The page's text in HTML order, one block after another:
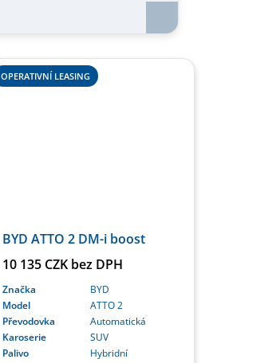
OPERATIVNÍ LEASING
BYD ATTO 2 DM-i boost
10 135 CZK bez DPH
Značka
BYD
Model
ATTO 2
Převodovka
Automatická
Karoserie
SUV
Palivo
Hybridní